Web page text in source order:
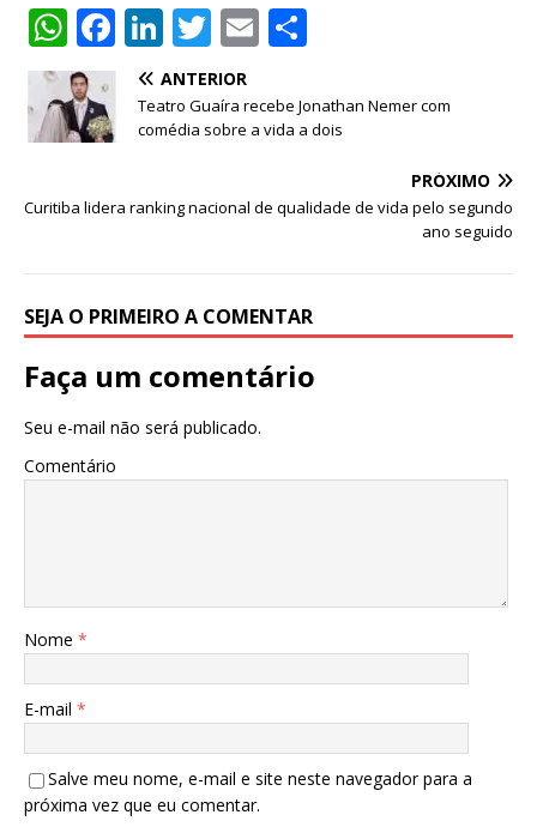
W
h
at
s
p
F
o
k
Li
n
k
e
n
T
w
it
te
E
ai
l
ar
e
ANTERIOR
Teatro Guaíra recebe Jonathan Nemer com
comédia sobre a vida a dois
PRÓXIMO
Curitiba lidera ranking nacional de qualidade de vida pelo segundo
ano seguido
SEJA O PRIMEIRO A COMENTAR
Faça um comentário
Seu e-mail não será publicado.
Comentário
Nome *
E-mail *
Salve meu nome, e-mail e site neste navegador para a
próxima vez que eu comentar.